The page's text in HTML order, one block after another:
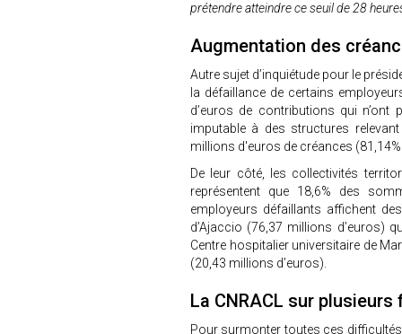
prétendre atteindre ce seuil de 28
Augmentation des
Autre sujet d’inquiétude pour le
la défaillance de certains
d’euros de contributions qui n’ont
imputable à des structures
millions d'euros de créances
De leur côté, les collectivités
représentent que 18,6% des
employeurs défaillants affichent
d’Ajaccio (76,37 millions d’euros)
Centre hospitalier universitaire de
(20,43 millions d’euros).
La CNRACL sur plusieurs
Pour surmonter toutes ces